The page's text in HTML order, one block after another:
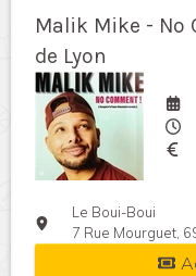
Malik Mike - No
de Lyon
Le Boui-Boui
7 Rue Mourguet,